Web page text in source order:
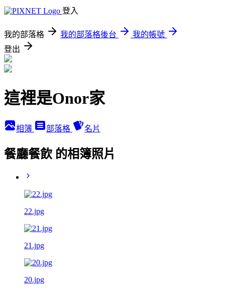
登入
我的部落格 我的部落格後台
我的帳號
登出
這裡是Onor家
相簿 部落格 名片
餐廳餐飲 的相簿照片
22.jpg
21.jpg
20.jpg